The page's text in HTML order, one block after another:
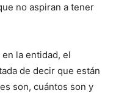
no aspiran a tener
la entidad, el
de decir que están
son, cuántos son y